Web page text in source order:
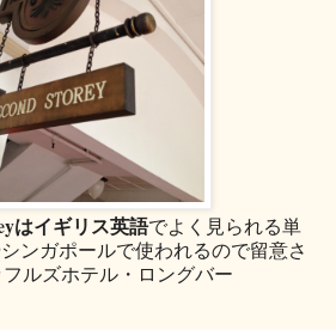
はイギリス英語でよく見られる単
ンガポールで使われるので留意さ
ルズホテル・ロングバー